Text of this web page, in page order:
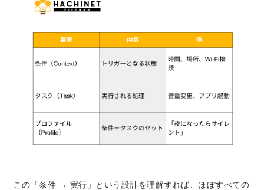
この「条件 → 実行」という設計を理解すれば、ほぼすべての